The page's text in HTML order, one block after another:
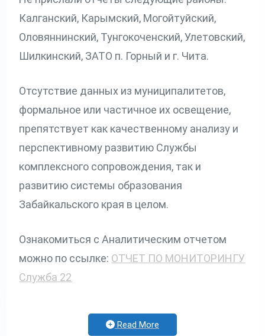
Калганский, Карымский, Могойтуйский,
Оловяннинский, Тунгокоченский, Улетовский,
Шилкинский, ЗАТО п. Горный и г. Чита.
Отсутствие данных из муниципалитетов,
формальное или частичное их освещение,
препятствует как качественному анализу и
перспективному развитию Службы
комплексного сопровождения, так и
развитию системы образования
Забайкальского края в целом.
Ознакомиться с Аналитическим отчетом
можно по ссылке: ОТЧЕТ ПО МОНИТОРИНГУ
Служба 22
Read More